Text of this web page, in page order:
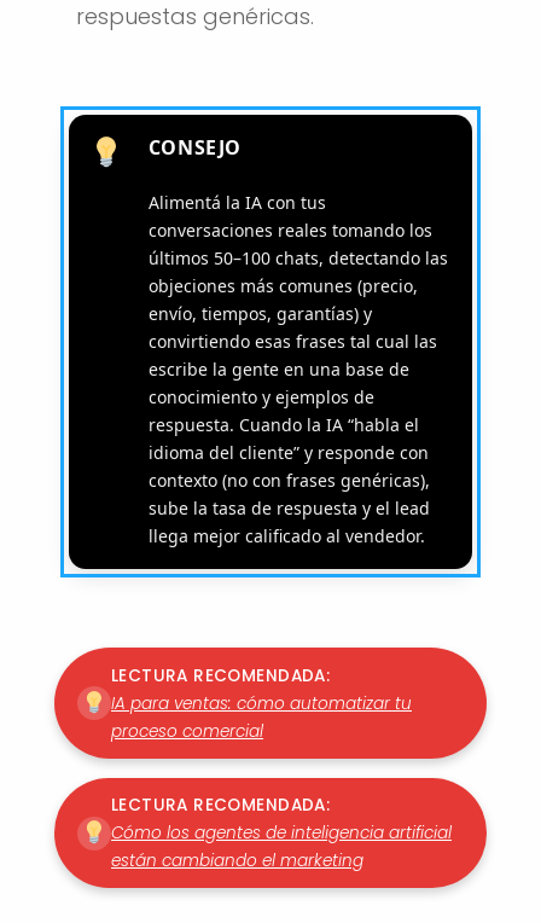
respuestas genéricas.
CONSEJO
Alimentá la IA con tus
conversaciones reales tomando los
últimos 50–100 chats, detectando las
objeciones más comunes (precio,
envío, tiempos, garantías) y
convirtiendo esas frases tal cual las
escribe la gente en una base de
conocimiento y ejemplos de
respuesta. Cuando la IA “habla el
idioma del cliente” y responde con
contexto (no con frases genéricas),
sube la tasa de respuesta y el lead
llega mejor calificado al vendedor.
LECTURA RECOMENDADA:
IA para ventas: cómo automatizar tu
proceso comercial
LECTURA RECOMENDADA:
Cómo los agentes de inteligencia artificial
están cambiando el marketing